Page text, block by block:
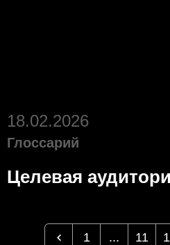
18.02.2026
Глоссарий
Целевая
1 ... 11